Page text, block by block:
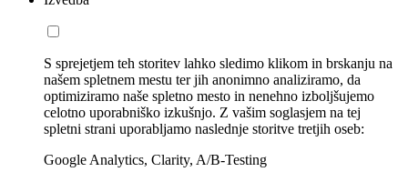
S sprejetjem teh storitev lahko sledimo klikom in brskanju na
našem spletnem mestu ter jih anonimno analiziramo, da
optimiziramo naše spletno mesto in nenehno izboljšujemo
celotno uporabniško izkušnjo. Z vašim soglasjem na tej
spletni strani uporabljamo naslednje storitve tretjih oseb:
Google Analytics, Clarity, A/B-Testing